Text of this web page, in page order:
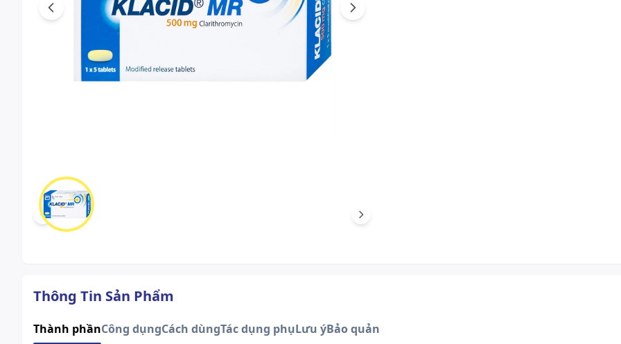
Previous Next
Scroll left Scroll right
Thông Tin Sản Phẩm
Thành phầnCông dụngCách dùngTác dụng phụLưu ýBảo quản